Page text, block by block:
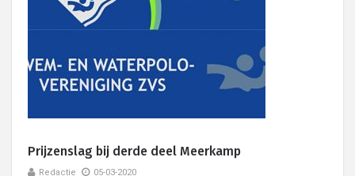
Prijzenslag bij derde deel Meerkamp
Redactie 05-03-2020